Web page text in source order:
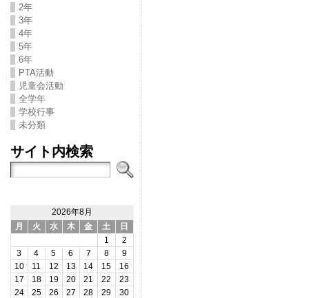
2年
3年
4年
5年
6年
PTA活動
児童会活動
全学年
学校行事
未分類
サイト内検索
2026年8月
月
火 水 木 金 土 日
1
2
3
4 5 6 7 8
9
10
11 12 13 14 15
16
17
18 19 20 21 22
23
24
25 26 27 28 29
30